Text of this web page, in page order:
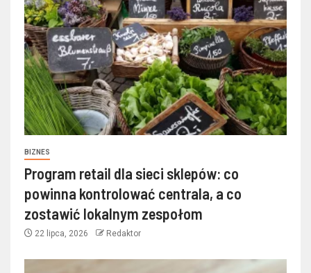
BIZNES
Program retail dla sieci sklepów: co
powinna kontrolować centrala, a co
zostawić lokalnym zespołom
22 lipca, 2026 Redaktor